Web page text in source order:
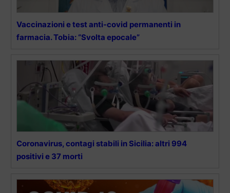
Vaccinazioni e test anti-covid permanenti in
farmacia. Tobia: “Svolta epocale”
Coronavirus, contagi stabili in Sicilia: altri 994
positivi e 37 morti